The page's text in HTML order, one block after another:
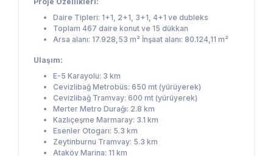
Daire Tipleri: 1+1, 2+1, 3+1, 4+1 ve dubleks
Toplam 467 daire konut ve 15 dükkan
Arsa alanı: 17.928,53 m² İnşaat alanı: 80.124,11 m²
Ulaşım:
E-5 Karayolu: 3 km
Cevizlibağ Metrobüs: 650 mt (yürüyerek)
Cevizlibağ Tramvay: 600 mt (yürüyerek)
Merter Metro Durağı: 2.8 km
Kazlıçeşme Marmaray: 3.1 km
Esenler Otogarı: 5.3 km
Zeytinburnu Tramvay: 5.3 km
Ataköy Marina: 11 km